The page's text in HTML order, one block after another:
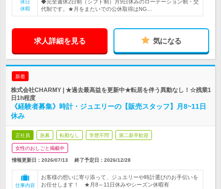
休日
休暇
◆完全週休2日制（シフト制）月9日休みのローテーション制・交
代制です。★月をまたいでの公休取得はNG…
求人詳細を見る 気になる
新着
株式会社CHARMY | ★過去最高益を更新中★転居を伴う異動なし！☆残業1
日1h程度
《経験者募集》時計・ジュエリーの【販売スタッフ】月8~11日
休み
正社員 急募 転勤なし 学歴不問 第二新卒歓迎
女性のおしごと掲載中
情報更新日：2026/07/13 終了予定日： 2026/12/28
仕事内容
お客様の想いに寄り添って、ジュエリーや時計選びのお手伝いを
お任せします！ ★月8～11日休みやシーズン休暇有